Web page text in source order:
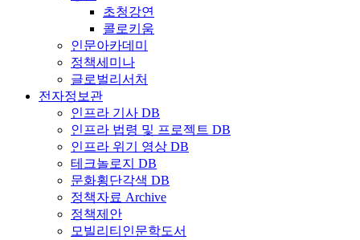
초청강연
콜로키움
인문아카데미
정책세미나
글로벌리서처
전자정보관
인프라 기사 DB
인프라 법령 및 프로젝트 DB
인프라 위기 영상 DB
테크놀로지 DB
문화횡단각색 DB
정책자료 Archive
정책제안
모빌리티인문학도서